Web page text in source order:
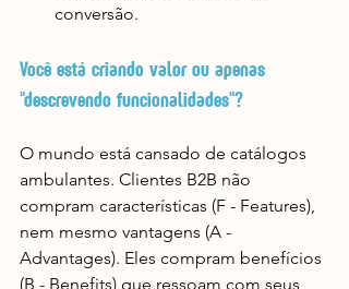
conversão.
Você está criando valor ou apenas
"descrevendo funcionalidades"?
O mundo está cansado de catálogos
ambulantes. Clientes B2B não
compram características (F - Features),
nem mesmo vantagens (A -
Advantages). Eles compram benefícios
(B - Benefits) que ressoam com seus